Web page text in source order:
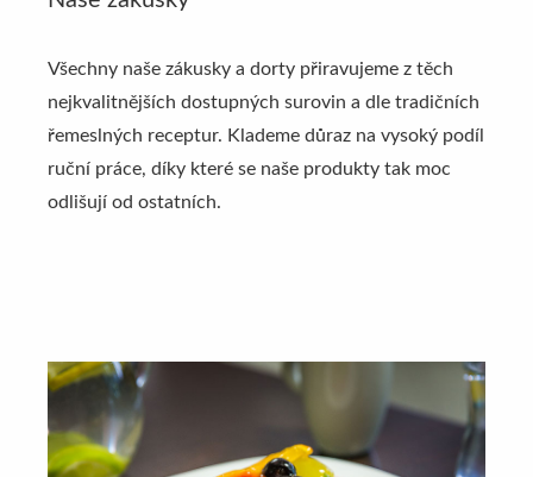
Všechny naše zákusky a dorty přiravujeme z těch
nejkvalitnějších dostupných surovin a dle tradičních
řemeslných receptur. Klademe důraz na vysoký podíl
ruční práce, díky které se naše produkty tak moc
odlišují od ostatních.